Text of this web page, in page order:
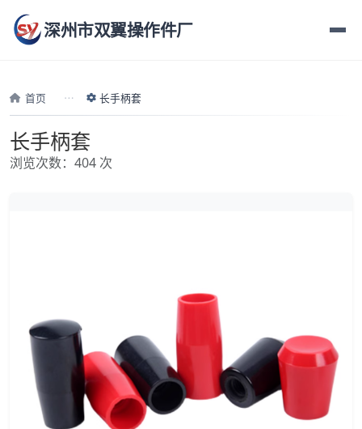
深州市双翼操作件厂
首页 长手柄套
长手柄套
浏览次数：404 次